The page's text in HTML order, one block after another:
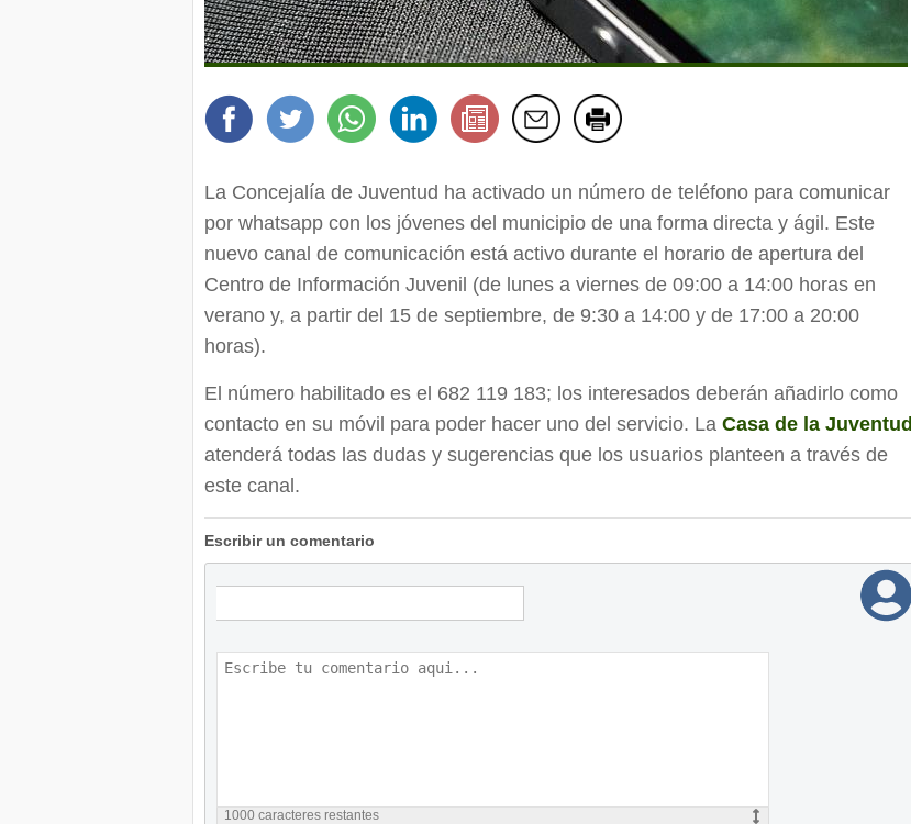
La Concejalía de Juventud ha activado un número de teléfono para comunicar
por whatsapp con los jóvenes del municipio de una forma directa y ágil. Este
nuevo canal de comunicación está activo durante el horario de apertura del
Centro de Información Juvenil (de lunes a viernes de 09:00 a 14:00 horas en
verano y, a partir del 15 de septiembre, de 9:30 a 14:00 y de 17:00 a 20:00
horas).
El número habilitado es el 682 119 183; los interesados deberán añadirlo como
contacto en su móvil para poder hacer uno del servicio. La Casa de la Juventud
atenderá todas las dudas y sugerencias que los usuarios planteen a través de
este canal.
Escribir un comentario
1000 caracteres restantes